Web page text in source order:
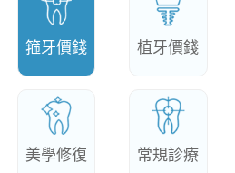
箍牙價錢 植牙價錢
美學修復 常規診療